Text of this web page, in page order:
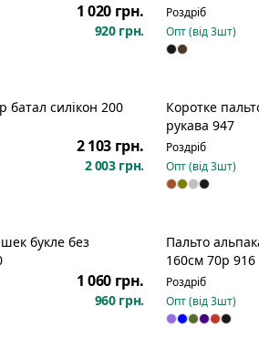
1 020 грн.
920 грн.
Роздріб
Опт (від3шт)
батал силікон 200
2 103 грн.
2 003 грн.
Коротке
рукава 947
Роздріб
Опт (від3шт)
букле без
1 060 грн.
960 грн.
Пальто
160см 70р 916
Роздріб
Опт (від3шт)